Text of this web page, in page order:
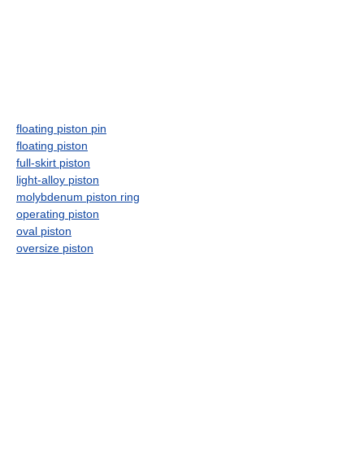
floating piston pin
floating piston
full-skirt piston
light-alloy piston
molybdenum piston ring
operating piston
oval piston
oversize piston